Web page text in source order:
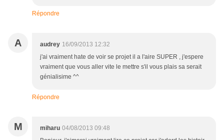
Répondre
A audrey 16/09/2013 12:32
j'ai vraiment hate de voir se projet il a l'aire SUPER , j'espere
vraiment que vous aller vite le mettre s'il vous plais sa serait
génialisime ^^
Répondre
M miharu 04/08/2013 09:48